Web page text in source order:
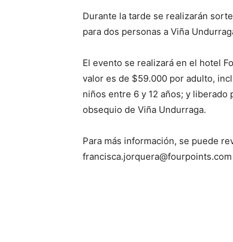
Durante la tarde se realizarán
para dos personas a Viña
El evento se realizará en el hotel
valor es de $59.000 por adulto,
niños entre 6 y 12 años; y
obsequio de Viña Undurraga.
Para más información, se puede